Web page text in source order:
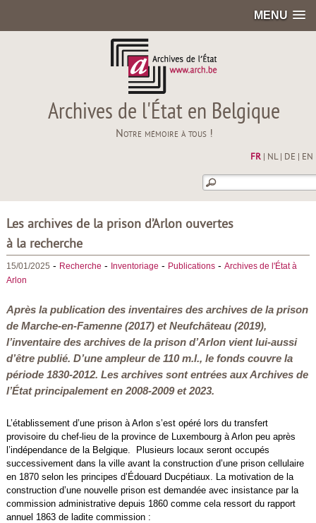
MENU
Archives de l'État en Belgique
Notre mémoire à tous !
FR| NL| DE EN
Les archives de la prison d’Arlon ouvertes
à la recherche
15/01/2025 - Recherche - Inventoriage - Publications- Archives de l'État à
Arlon
Après la publication des inventaires des archives de la prison
de Marche-en-Famenne (2017) et Neufchâteau (2019),
l’inventaire des archives de la prison d’Arlon vient lui-aussi
d’être publié. D’une ampleur de 110 m.l., le fonds couvre la
période 1830-2012. Les archives sont entrées aux Archives de
l’État principalement en 2008-2009 et 2023.
L’établissement d’une prison à Arlon s’est opéré lors du transfert
provisoire du chef-lieu de la province de Luxembourg à Arlon peu après
l’indépendance de la Belgique. Plusieurs locaux seront occupés
successivement dans la ville avant la construction d’une prison cellulaire
en 1870 selon les principes d’Édouard Ducpétiaux. La motivation de la
construction d’une nouvelle prison est demandée avec insistance par la
commission administrative depuis 1860 comme cela ressort du rapport
annuel 1863 de ladite commission :